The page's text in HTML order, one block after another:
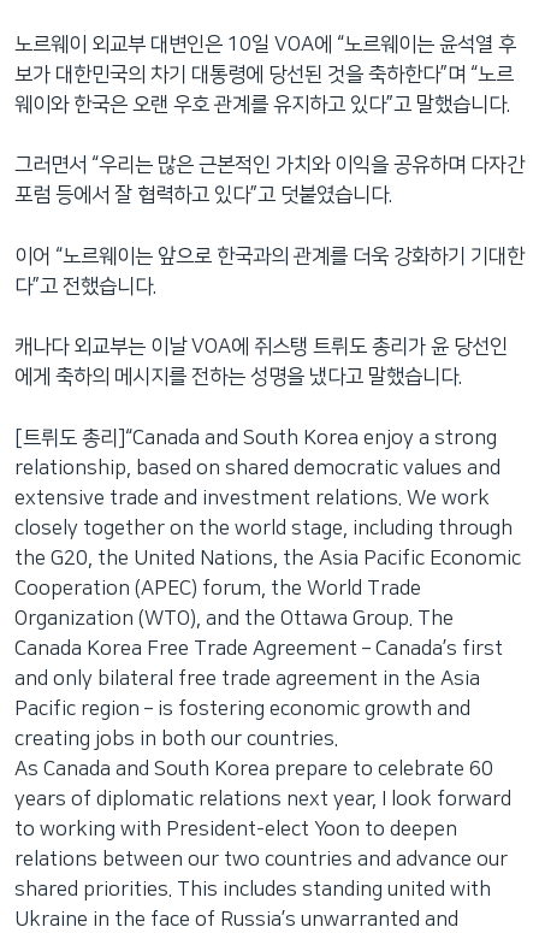
노르웨이 외교부 대변인은 10일 VOA에 “노르웨이는 윤석열 후
보가 대한민국의 차기 대통령에 당선된 것을 축하한다”며 “노르
웨이와 한국은 오랜 우호 관계를 유지하고 있다”고 말했습니다.
그러면서 “우리는 많은 근본적인 가치와 이익을 공유하며 다자간
포럼 등에서 잘 협력하고 있다”고 덧붙였습니다.
이어 “노르웨이는 앞으로 한국과의 관계를 더욱 강화하기 기대한
다”고 전했습니다.
캐나다 외교부는 이날 VOA에 쥐스탱 트뤼도 총리가 윤 당선인
에게 축하의 메시지를 전하는 성명을 냈다고 말했습니다.
[트뤼도 총리]“Canada and South Korea enjoy a strong
relationship, based on shared democratic values and
extensive trade and investment relations. We work
closely together on the world stage, including through
the G20, the United Nations, the Asia Pacific Economic
Cooperation (APEC) forum, the World Trade
Organization (WTO), and the Ottawa Group. The
Canada Korea Free Trade Agreement – Canada’s first
and only bilateral free trade agreement in the Asia
Pacific region – is fostering economic growth and
creating jobs in both our countries.
As Canada and South Korea prepare to celebrate 60
years of diplomatic relations next year, I look forward
to working with President-elect Yoon to deepen
relations between our two countries and advance our
shared priorities. This includes standing united with
Ukraine in the face of Russia’s unwarranted and